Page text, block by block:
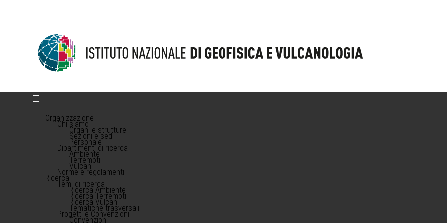
Organizzazione
Chi siamo
Organi e strutture
Sezioni e sedi
Personale
Dipartimenti di ricerca
Ambiente
Terremoti
Vulcani
Norme e regolamenti
Ricerca
Temi di ricerca
Ricerca Ambiente
Ricerca Terremoti
Ricerca Vulcani
Tematiche trasversali
Progetti e Convenzioni
Convenzioni